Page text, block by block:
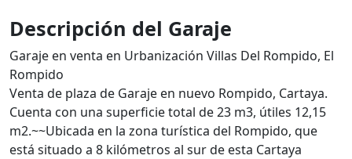
Descripción del Garaje
Garaje en venta en Urbanización Villas Del Rompido, El
Rompido
Venta de plaza de Garaje en nuevo Rompido, Cartaya.
Cuenta con una superficie total de 23 m3, útiles 12,15
m2.~~Ubicada en la zona turística del Rompido, que
está situado a 8 kilómetros al sur de esta Cartaya